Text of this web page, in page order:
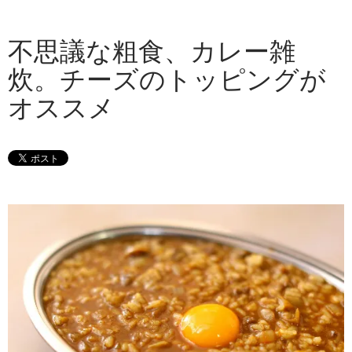
不思議な粗食、カレー雑
炊。チーズのトッピングが
オススメ